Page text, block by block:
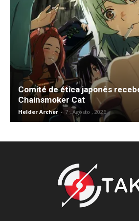
Comité de ética japonês
Chainsmoker Cat
Helder Archer - 7 , Agosto , 2026